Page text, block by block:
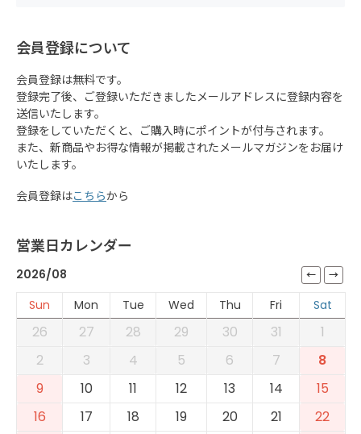
会員登録について
会員登録は無料です。
登録完了後、ご登録いただきましたメールアドレスに登録内容を
送信いたします。
登録をしていただくと、ご購入時にポイントが付与されます。
また、新商品やお得な情報が掲載されたメールマガジンをお届け
いたします。
会員登録はこちらから
営業日カレンダー
2026/08
Sun
Mon Tue Wed Thu Fri Sat
26 27 28 29 30 31
1
2
3 4 5 6 7
8
9
10 11 12 13 14
15
16
17 18 19 20 21
22